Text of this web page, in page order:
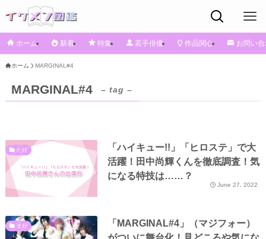
ホーム 新着 特集 若手俳優 作品関心 お問い
ホーム MARGINAL#4
MARGINAL#4 – tag –
た行
「ハイキュー!!」「ヒロステ」で大
活躍！田中尚輝くんを徹底調査！気
になる特技は……？
June 27, 2022
ま行
「MARGINAL#4」（マジフォー）